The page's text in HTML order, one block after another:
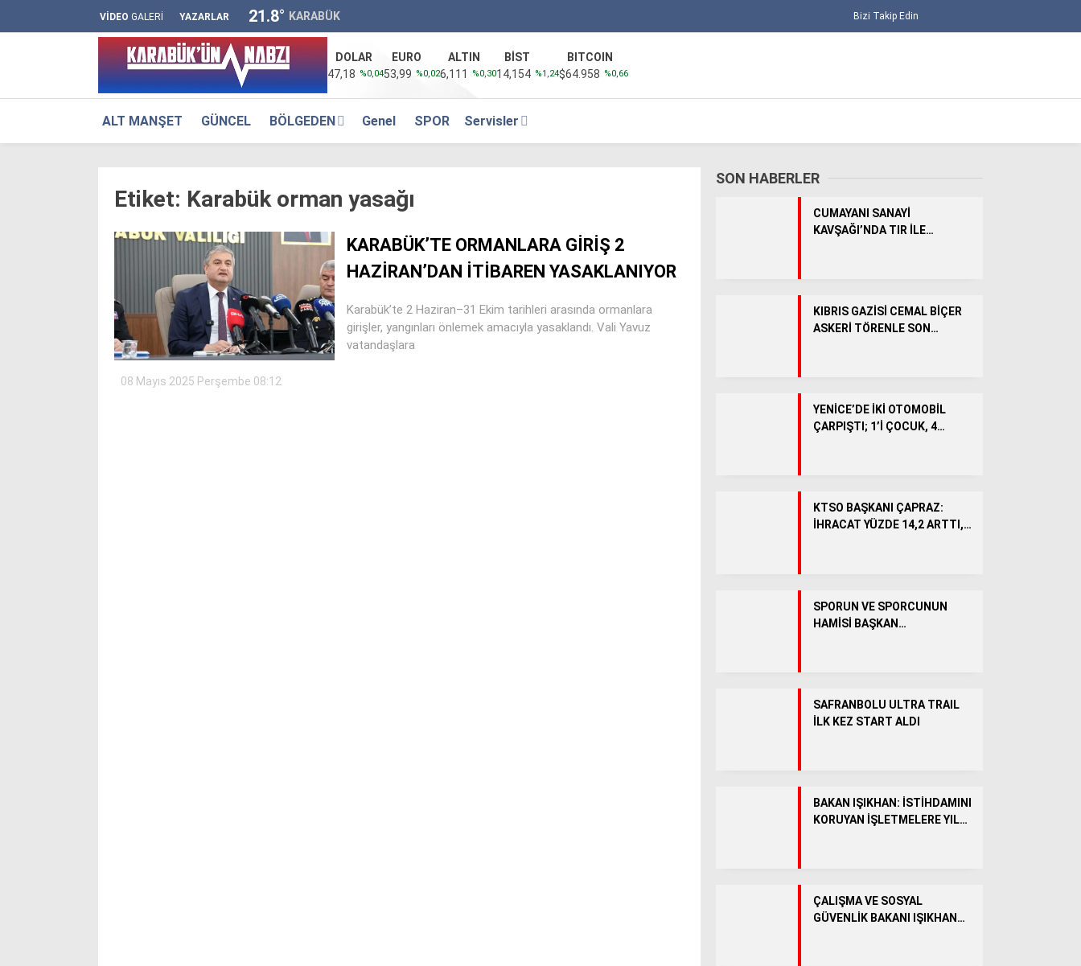
GÜNCEL
SPOR
WhatsApp İhbar Hattı
VİDEO GALERİ YAZARLAR 21.8° KARABÜK Bizi Takip Edin
DOLAR
47,18 %0,04
EURO
53,99 %0,02
ALTIN
6,111
%0,30
BİST
14,154 %1,24
BITCOIN
$64.958 %0,66
ALT MANŞET GÜNCEL BÖLGEDEN Genel SPOR Servisler
Etiket: Karabük orman yasağı
KARABÜK’TE ORMANLARA GİRİŞ 2
HAZİRAN’DAN İTİBAREN YASAKLANIYOR
Karabük’te 2 Haziran–31 Ekim tarihleri arasında ormanlara
girişler, yangınları önlemek amacıyla yasaklandı. Vali Yavuz
vatandaşlara
08 Mayıs 2025 Perşembe 08:12
SON HABERLER
CUMAYANI SANAYİ
KAVŞAĞI’NDA TIR İLE
KIBRIS GAZİSİ CEMAL BİÇER
ASKERİ TÖRENLE SON
YENİCE’DE İKİ OTOMOBİL
ÇARPIŞTI; 1’İ ÇOCUK, 4
KTSO BAŞKANI ÇAPRAZ:
İHRACAT YÜZDE 14,2 ARTTI,
SPORUN VE SPORCUNUN
HAMİSİ BAŞKAN
SAFRANBOLU ULTRA TRAIL
İLK KEZ START ALDI
BAKAN IŞIKHAN: İSTİHDAMINI
KORUYAN İŞLETMELERE YIL
ÇALIŞMA VE SOSYAL
GÜVENLİK BAKANI IŞIKHAN